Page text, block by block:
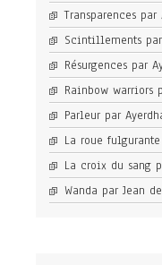
Transparences
Scintillements
Résurgences par
Rainbow warriors
Parleur par
La roue
La croix du sang
Wanda par Jean